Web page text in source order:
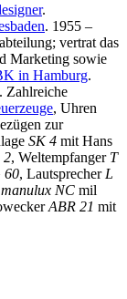
.
. 1955 –
vertrat das
Marketing sowie
in Hamburg.
. Zahlreiche
, Uhren
zur
SK 4 mit Hans
2, Weltempfanger T
60, Lautsprecher L
manulux NC mil
ABR 21 mit